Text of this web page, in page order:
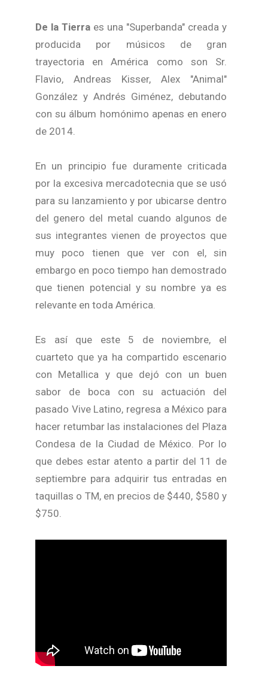
De la Tierra es una "Superbanda" creada y
producida por músicos de gran
trayectoria en América como son Sr.
Flavio, Andreas Kisser, Alex "Animal"
González y Andrés Giménez, debutando
con su álbum homónimo apenas en enero
de 2014.
En un principio fue duramente criticada
por la excesiva mercadotecnia que se usó
para su lanzamiento y por ubicarse dentro
del genero del metal cuando algunos de
sus integrantes vienen de proyectos que
muy poco tienen que ver con el, sin
embargo en poco tiempo han demostrado
que tienen potencial y su nombre ya es
relevante en toda América.
Es así que este 5 de noviembre, el
cuarteto que ya ha compartido escenario
con Metallica y que dejó con un buen
sabor de boca con su actuación del
pasado Vive Latino, regresa a México para
hacer retumbar las instalaciones del Plaza
Condesa de la Ciudad de México. Por lo
que debes estar atento a partir del 11 de
septiembre para adquirir tus entradas en
taquillas o TM, en precios de $440, $580 y
$750.